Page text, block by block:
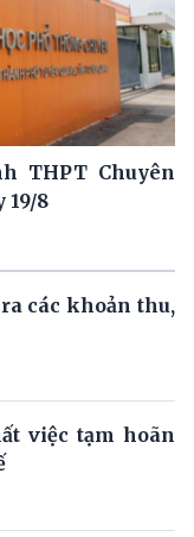
THPT Chuyên
19/8
các khoản thu,
việc tạm hoãn